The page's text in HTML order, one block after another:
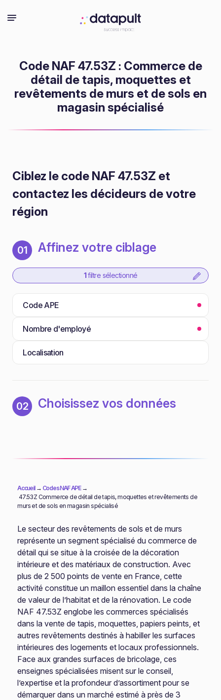
Code NAF 47.53Z : Commerce de
détail de tapis, moquettes et
revêtements de murs et de sols en
magasin spécialisé
Ciblez le code NAF 47.53Z et
contactez les décideurs de votre
région
01 Affinez votre ciblage
1 filtre sélectionné
Code APE
Nombre d'employé
Localisation
02 Choisissez vos données
Accueil→ Codes NAF APE→
47.53Z Commerce de détail de tapis, moquettes et revêtements de
murs et de sols en magasin spécialisé
Le secteur des revêtements de sols et de murs
représente un segment spécialisé du commerce de
détail qui se situe à la croisée de la décoration
intérieure et des matériaux de construction. Avec
plus de 2 500 points de vente en France, cette
activité constitue un maillon essentiel dans la chaîne
de valeur de l’habitat et de la rénovation. Le code
NAF 47.53Z englobe les commerces spécialisés
dans la vente de tapis, moquettes, papiers peints, et
autres revêtements destinés à habiller les surfaces
intérieures des logements et locaux professionnels.
Face aux grandes surfaces de bricolage, ces
enseignes spécialisées misent sur le conseil,
l’expertise et la profondeur d’assortiment pour se
démarquer dans un marché estimé à près de 3